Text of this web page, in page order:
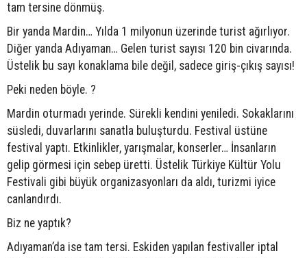
tam tersine dönmüş.
Bir yanda Mardin… Yılda 1 milyonun üzerinde turist ağırlıyor.
Diğer yanda Adıyaman… Gelen turist sayısı 120 bin civarında.
Üstelik bu sayı konaklama bile değil, sadece giriş-çıkış sayısı!
Peki neden böyle. ?
Mardin oturmadı yerinde. Sürekli kendini yeniledi. Sokaklarını
süsledi, duvarlarını sanatla buluşturdu. Festival üstüne
festival yaptı. Etkinlikler, yarışmalar, konserler… İnsanların
gelip görmesi için sebep üretti. Üstelik Türkiye Kültür Yolu
Festivali gibi büyük organizasyonları da aldı, turizmi iyice
canlandırdı.
Biz ne yaptık?
Adıyaman’da ise tam tersi. Eskiden yapılan festivaller iptal